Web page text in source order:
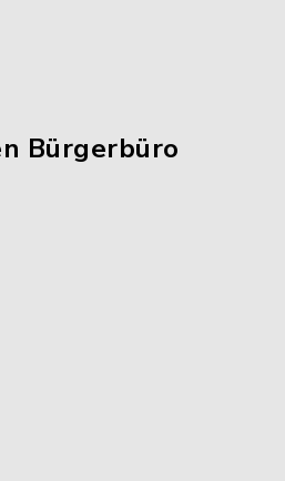
Bürgerbüro